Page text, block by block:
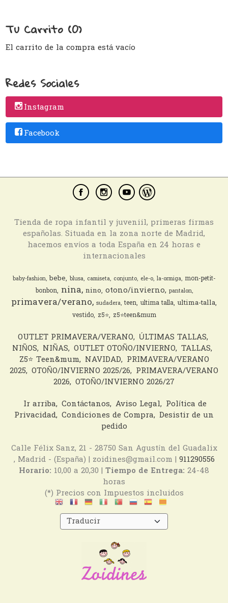
Tu Carrito (0)
El carrito de la compra está vacío
Redes Sociales
Instagram
Facebook
Tienda de ropa infantil y juveniil, primeras firmas
españolas. Situada en la zona norte de Madrid,
hacemos envíos a toda España en 24 horas e
internacionales
baby-fashion bebe blusa camiseta conjunto ele-o la-ormiga mon-petit-
bonbon nina nino otono/invierno pantalon
primavera/verano sudadera teen ultima talla ultima-talla
vestido z5⭐️ z5⭐️teen&mum
OUTLET PRIMAVERA/VERANO ÚLTIMAS TALLAS
NIÑOS NIÑAS OUTLET OTOÑO/INVIERNO TALLAS
Z5⭐️ Teen&mum NAVIDAD PRIMAVERA/VERANO
2025 OTOÑO/INVIERNO 2025/26 PRIMAVERA/VERANO
2026 OTOÑO/INVIERNO 2026/27
Ir arriba Contáctanos Aviso Legal Política de
Privacidad Condiciones de Compra Desistir de un
pedido
Calle Félix Sanz, 21 - 28750 San Agustín del Guadalix
, Madrid - (España) | zoidines@gmail.com | 911290556
Horario: 10,00 a 20,30 | Tiempo de Entrega: 24-48
horas
(*) Precios con Impuestos incluidos